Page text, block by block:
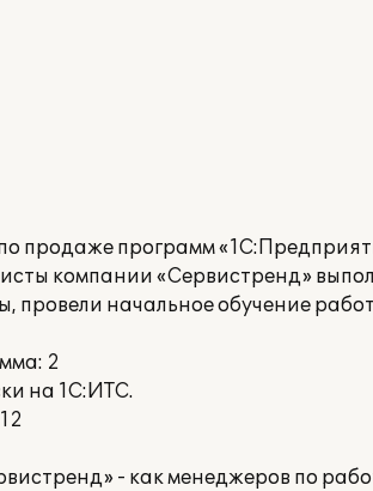
продаже программ
компании «Сервистренд»
начальное обучение
2
на 1С:ИТС.
- как менеджеров по